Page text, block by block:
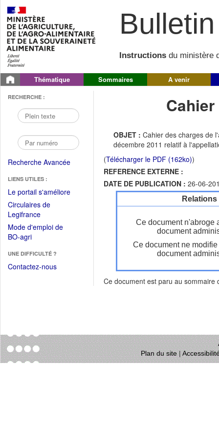
Instructions du ministère
Thématique Sommaires A venir
RECHERCHE :
Recherche Avancée
LIENS UTILES :
Le portail s'améliore(Fichier
Circulaires de
Legifrance(Ouvrir
dans
une
fenêtre)
Mode d'emploi de
BO-agri(Ouvrir
une
nouvelle
UNE DIFFICULTÉ ?
Contactez-nous
OBJET : Cahier des charges de
décembre 2011 relatif à
(Télécharger le PDF (162ko))
REFERENCE EXTERNE :
DATE DE PUBLICATION : 26-06-
Ce document n'abroge
document
Ce document ne
document
Ce document est paru au sommaire
Plan du site|